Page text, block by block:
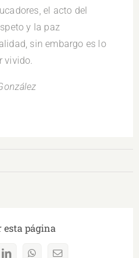
el acto del
y la paz
sin embargo es lo
vivido.
esta página